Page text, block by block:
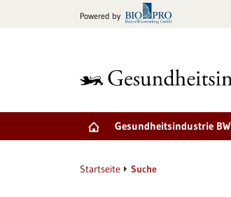
Powered by
Gesundheitsindustrie BW
Startseite Suche